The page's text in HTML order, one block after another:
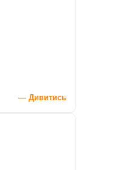
— Дивитись